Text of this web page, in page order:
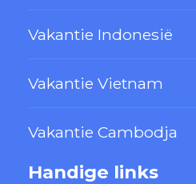
Vakantie Indonesië
Vakantie Vietnam
Vakantie Cambodja
Handige links